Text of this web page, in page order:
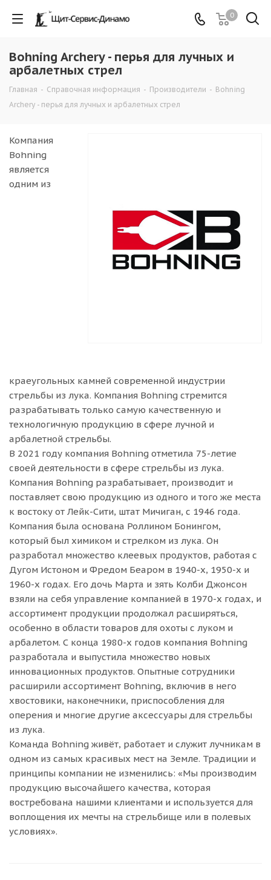
0
Bohning Archery - перья для лучных и
арбалетных стрел
Главная - Справочная информация - Производители - Bohning
Archery - перья для лучных и арбалетных стрел
Компания
Bohning
является
одним из
краеугольных камней современной индустрии
стрельбы из лука. Компания Bohning стремится
разрабатывать только самую качественную и
технологичную продукцию в сфере лучной и
арбалетной стрельбы.
В 2021 году компания Bohning отметила 75-летие
своей деятельности в сфере стрельбы из лука.
Компания Bohning разрабатывает, производит и
поставляет свою продукцию из одного и того же места
к востоку от Лейк-Сити, штат Мичиган, с 1946 года.
Компания была основана Роллином Бонингом,
который был химиком и стрелком из лука. Он
разработал множество клеевых продуктов, работая с
Дугом Истоном и Фредом Беаром в 1940-х, 1950-х и
1960-х годах. Его дочь Марта и зять Колби Джонсон
взяли на себя управление компанией в 1970-х годах, и
ассортимент продукции продолжал расширяться,
особенно в области товаров для охоты с луком и
арбалетом. С конца 1980-х годов компания Bohning
разработала и выпустила множество новых
инновационных продуктов. Опытные сотрудники
расширили ассортимент Bohning, включив в него
хвостовики, наконечники, приспособления для
оперения и многие другие аксессуары для стрельбы
из лука.
Команда Bohning живёт, работает и служит лучникам в
одном из самых красивых мест на Земле. Традиции и
принципы компании не изменились: «Мы производим
продукцию высочайшего качества, которая
востребована нашими клиентами и используется для
воплощения их мечты на стрельбище или в полевых
условиях».